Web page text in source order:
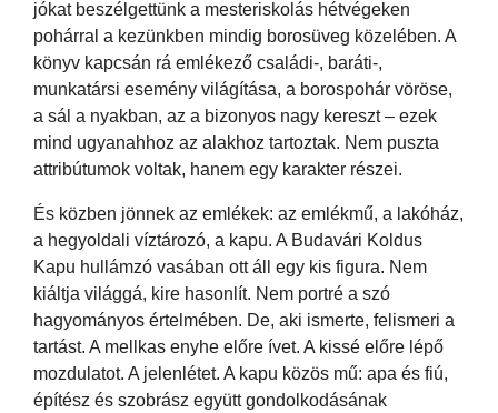
jókat beszélgettünk a mesteriskolás hétvégeken
pohárral a kezünkben mindig borosüveg közelében. A
könyv kapcsán rá emlékező családi-, baráti-,
munkatársi esemény világítása, a borospohár vöröse,
a sál a nyakban, az a bizonyos nagy kereszt – ezek
mind ugyanahhoz az alakhoz tartoztak. Nem puszta
attribútumok voltak, hanem egy karakter részei.
És közben jönnek az emlékek: az emlékmű, a lakóház,
a hegyoldali víztározó, a kapu. A Budavári Koldus
Kapu hullámzó vasában ott áll egy kis figura. Nem
kiáltja világgá, kire hasonlít. Nem portré a szó
hagyományos értelmében. De, aki ismerte, felismeri a
tartást. A mellkas enyhe előre ívet. A kissé előre lépő
mozdulatot. A jelenlétet. A kapu közös mű: apa és fiú,
építész és szobrász együtt gondolkodásának